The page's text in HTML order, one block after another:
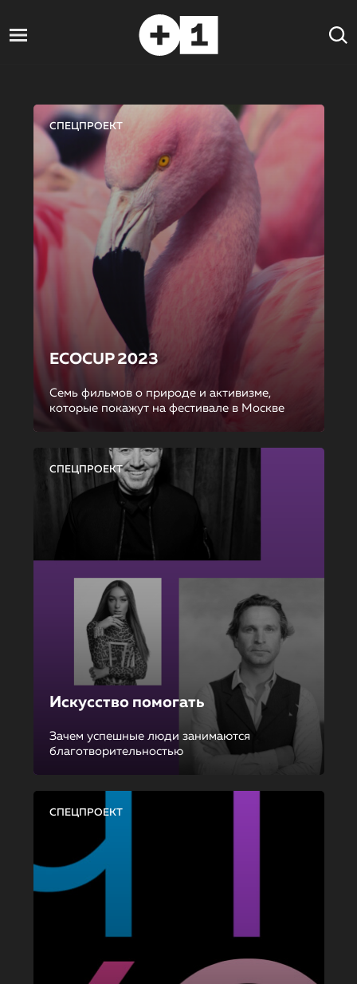
СПЕЦПРОЕКТ
ECOCUP 2023
Семь фильмов о природе и активизме,
которые покажут на фестивале в Москве
СПЕЦПРОЕКТ
Искусство помогать
Зачем успешные люди занимаются
благотворительностью
СПЕЦПРОЕКТ